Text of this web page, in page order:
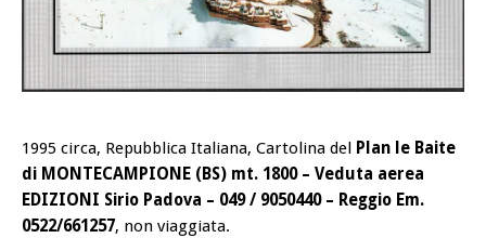
1995 circa, Repubblica Italiana, Cartolina del Plan le Baite
di MONTECAMPIONE (BS) mt. 1800 – Veduta aerea
EDIZIONI Sirio Padova – 049 / 9050440 – Reggio Em.
0522/661257, non viaggiata.